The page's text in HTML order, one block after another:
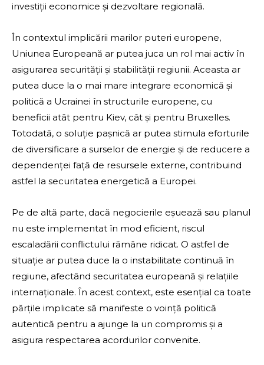
investiții economice și dezvoltare regională.
În contextul implicării marilor puteri europene,
Uniunea Europeană ar putea juca un rol mai activ în
asigurarea securității și stabilității regiunii. Aceasta ar
putea duce la o mai mare integrare economică și
politică a Ucrainei în structurile europene, cu
beneficii atât pentru Kiev, cât și pentru Bruxelles.
Totodată, o soluție pașnică ar putea stimula eforturile
de diversificare a surselor de energie și de reducere a
dependenței față de resursele externe, contribuind
astfel la securitatea energetică a Europei.
Pe de altă parte, dacă negocierile eșuează sau planul
nu este implementat în mod eficient, riscul
escaladării conflictului rămâne ridicat. O astfel de
situație ar putea duce la o instabilitate continuă în
regiune, afectând securitatea europeană și relațiile
internaționale. În acest context, este esențial ca toate
părțile implicate să manifeste o voință politică
autentică pentru a ajunge la un compromis și a
asigura respectarea acordurilor convenite.